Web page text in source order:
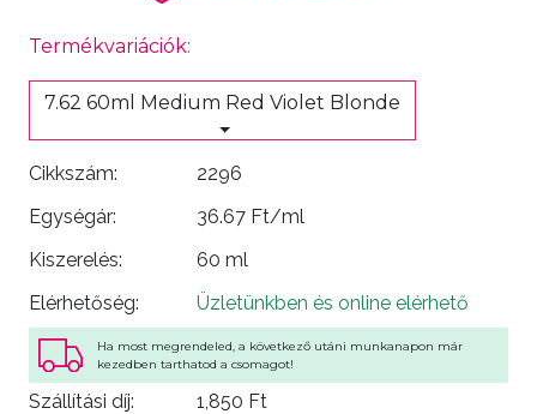
Termékvariációk:
7.62 60ml Medium Red Violet Blonde
Cikkszám:
2296
Egységár:
36.67 Ft/ml
Kiszerelés:
60 ml
Elérhetőség:
Üzletünkben és online elérhető
Ha most megrendeled, a következő utáni munkanapon már
kezedben tarthatod a csomagot!
Szállítási díj: 1,850 Ft